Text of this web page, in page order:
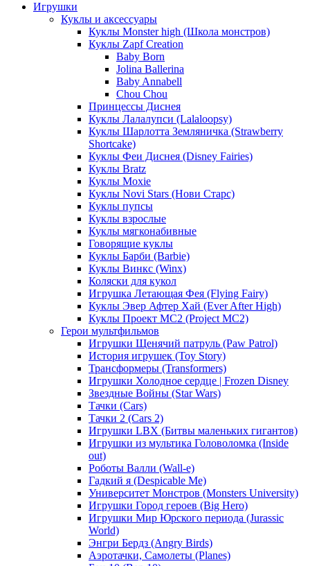
Игрушки
Куклы и аксессуары
Куклы Monster high (Школа монстров)
Куклы Zapf Creation
Baby Born
Jolina Ballerina
Baby Annabell
Chou Chou
Принцессы Диснея
Куклы Лалалупси (Lalaloopsy)
Куклы Шарлотта Земляничка (Strawberry
Shortcake)
Куклы Феи Диснея (Disney Fairies)
Куклы Bratz
Куклы Moxie
Куклы Novi Stars (Нови Старс)
Куклы пупсы
Куклы взрослые
Куклы мягконабивные
Говорящие куклы
Куклы Барби (Barbie)
Куклы Винкс (Winx)
Коляски для кукол
Игрушка Летающая Фея (Flying Fairy)
Куклы Эвер Афтер Хай (Ever After High)
Куклы Проект МС2 (Project MC2)
Герои мультфильмов
Игрушки Щенячий патруль (Paw Patrol)
История игрушек (Toy Story)
Трансформеры (Transformers)
Игрушки Холодное сердце | Frozen Disney
Звездные Войны (Star Wars)
Тачки (Cars)
Тачки 2 (Cars 2)
Игрушки LBX (Битвы маленьких гигантов)
Игрушки из мультика Головоломка (Inside
out)
Роботы Валли (Wall-e)
Гадкий я (Despicable Me)
Университет Монстров (Monsters University)
Игрушки Город героев (Big Hero)
Игрушки Мир Юрского периода (Jurassic
World)
Энгри Бердз (Angry Birds)
Аэротачки, Самолеты (Planes)